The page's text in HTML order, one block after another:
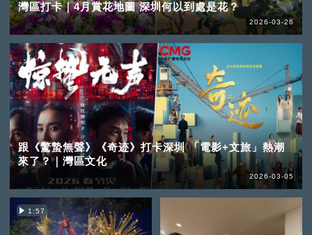
灣區打卡｜4月賞花地圖 深圳何以到處是花？
2026-03-26
跟《驚蟄無聲》《奇迹》打卡深圳 「電影+文旅」熱潮
來了？｜灣區文化
2026-03-05
1:57